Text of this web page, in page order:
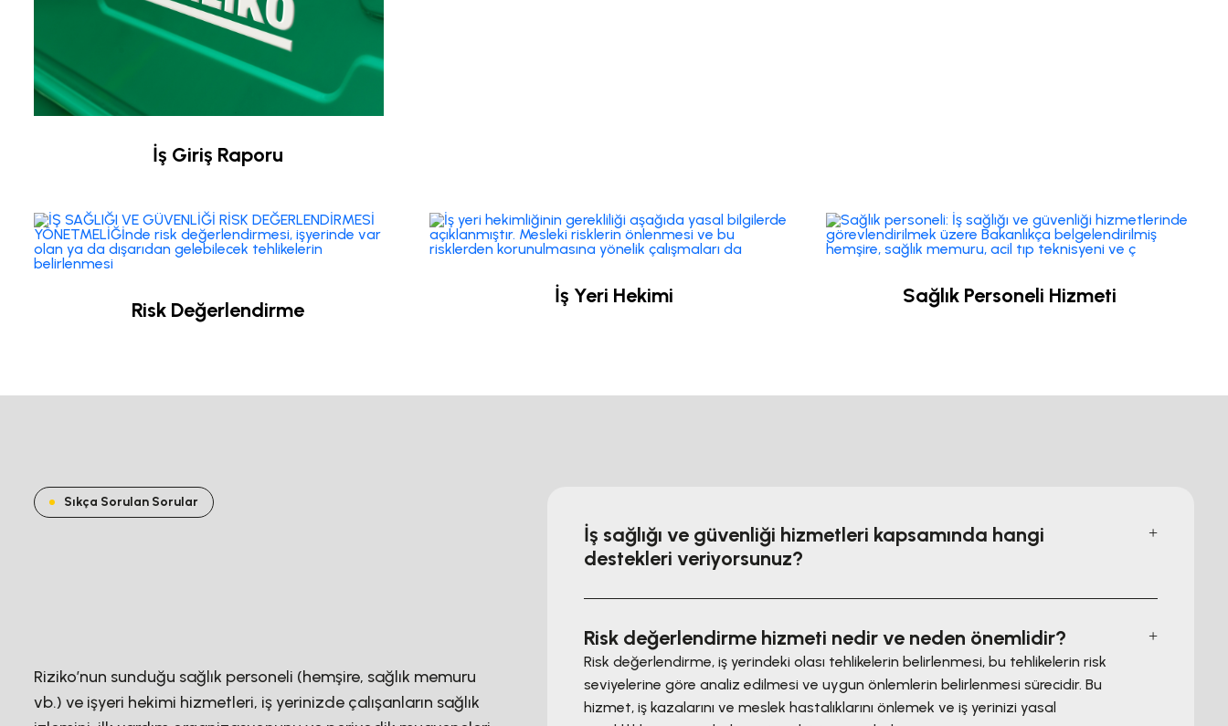
İş Giriş Raporu
Risk Değerlendirme
İş Yeri Hekimi Sağlık Personeli Hizmeti
Sıkça Sorulan Sorular
Riziko’nun sunduğu sağlık personeli (hemşire, sağlık memuru
vb.) ve işyeri hekimi hizmetleri, iş yerinizde çalışanların sağlık
İş sağlığı ve güvenliği hizmetleri kapsamında hangi
destekleri veriyorsunuz?
Risk değerlendirme hizmeti nedir ve neden önemlidir?
Risk değerlendirme, iş yerindeki olası tehlikelerin belirlenmesi, bu tehlikelerin risk
seviyelerine göre analiz edilmesi ve uygun önlemlerin belirlenmesi sürecidir. Bu
hizmet, iş kazalarını ve meslek hastalıklarını önlemek ve iş yerinizi yasal